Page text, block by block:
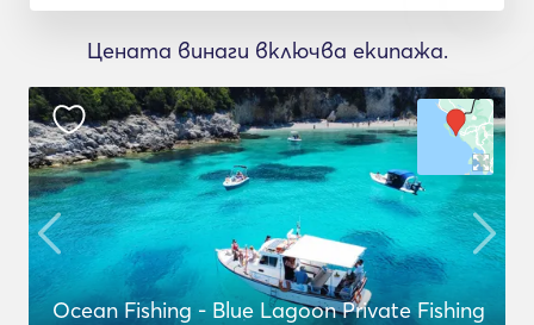
Цената винаги включва екипажа.
Ocean Fishing - Blue Lagoon Private Fishing